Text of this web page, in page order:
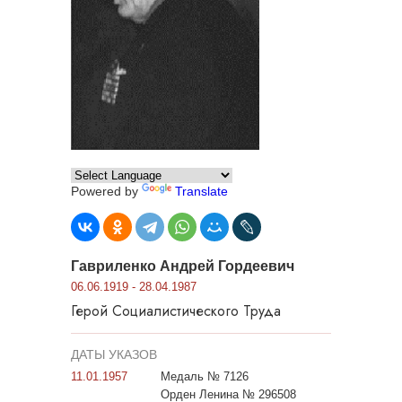
Powered by Translate
Гавриленко Андрей Гордеевич
06.06.1919 - 28.04.1987
Герой Социалистического Труда
ДАТЫ УКАЗОВ
11.01.1957
Медаль № 7126
Орден Ленина № 296508